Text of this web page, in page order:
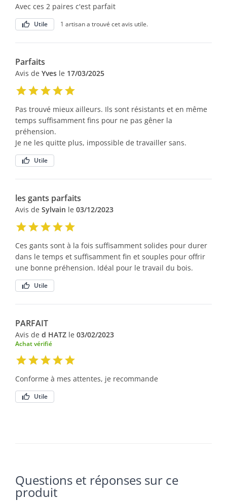
Avec ces 2 paires c'est parfait
Utile 1 artisan a trouvé cet avis utile.
Parfaits
Avis de Yves le 17/03/2025
Pas trouvé mieux ailleurs. Ils sont résistants et en même
temps suffisamment fins pour ne pas gêner la
préhension.
Je ne les quitte plus, impossible de travailler sans.
Utile
les gants parfaits
Avis de Sylvain le 03/12/2023
Ces gants sont à la fois suffisamment solides pour durer
dans le temps et suffisamment fin et souples pour offrir
une bonne préhension. Idéal pour le travail du bois.
Utile
PARFAIT
Avis de d HATZ le 03/02/2023
Achat vérifié
Conforme à mes attentes, je recommande
Utile
Questions et réponses sur ce
produit